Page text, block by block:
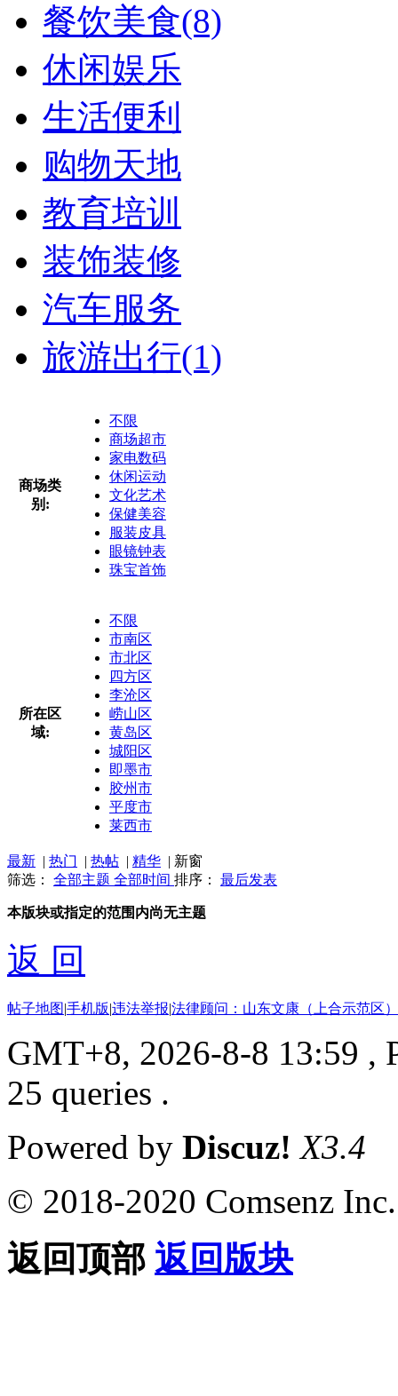
餐饮美食(8)
休闲娱乐
生活便利
购物天地
教育培训
装饰装修
汽车服务
旅游出行(1)
商场类
别:
不限
商场超市
家电数码
休闲运动
文化艺术
保健美容
服装皮具
眼镜钟表
珠宝首饰
所在区
域:
不限
市南区
市北区
四方区
李沧区
崂山区
黄岛区
城阳区
即墨市
胶州市
平度市
莱西市
最新 | 热门 | 热帖 | 精华 | 新窗
筛选： 全部主题 全部时间 排序： 最后发表
本版块或指定的范围内尚无主题
返 回
帖子地图|手机版|违法举报|法律顾问：山东文康（上合示范区
GMT+8, 2026-8-8 13:59 ,
25 queries .
Powered by Discuz! X3.4
© 2018-2020 Comsenz Inc.
返回顶部 返回版块